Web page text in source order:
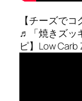
【チーズで
♬「焼きズッ
ピ】Low